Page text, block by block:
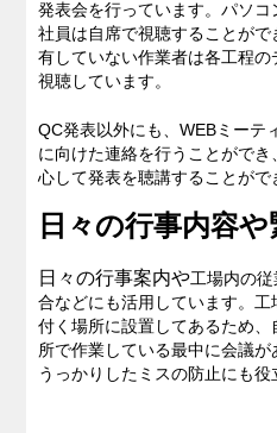
発表会を行っています。パソ
社員は自席で視聴することが
有していない作業者は各工程
視聴しています。
QC発表以外にも、WEBミーテ
に向けた連絡を行うことがで
心して発表を聴講することがで
日々の行事内容
日々の行事案内や工場内の
合などにも活用しています。
付く場所に設置してあるため
所で作業している最中に会議が
うっかりしたミスの防止にも役